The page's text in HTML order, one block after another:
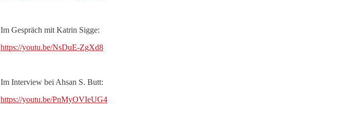
Im Gespräch mit Katrin Sigge:
https://youtu.be/NsDuE-ZgXd8
Im Interview bei Ahsan S. Butt:
https://youtu.be/PnMyOVIeUG4